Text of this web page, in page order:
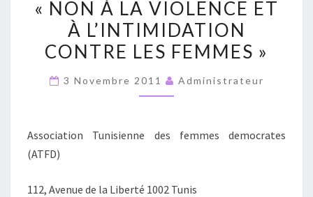
»
NON
LA
ET
CONTRE
« NON À LA VIOLENCE ET
À L’INTIMIDATION
CONTRE LES FEMMES »
3 Novembre 2011 Administrateur
Association Tunisienne des femmes democrates
(ATFD)
112, Avenue de la Liberté 1002 Tunis